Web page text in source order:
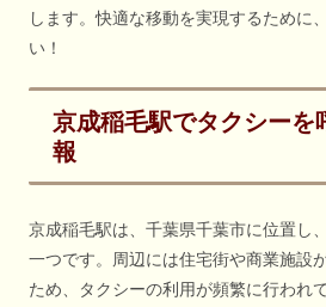
します。快適な移動を実現するために
い！
京成稲毛駅でタクシーを
報
京成稲毛駅は、千葉県千葉市に位置し
一つです。周辺には住宅街や商業施設
ため、タクシーの利用が頻繁に行われ